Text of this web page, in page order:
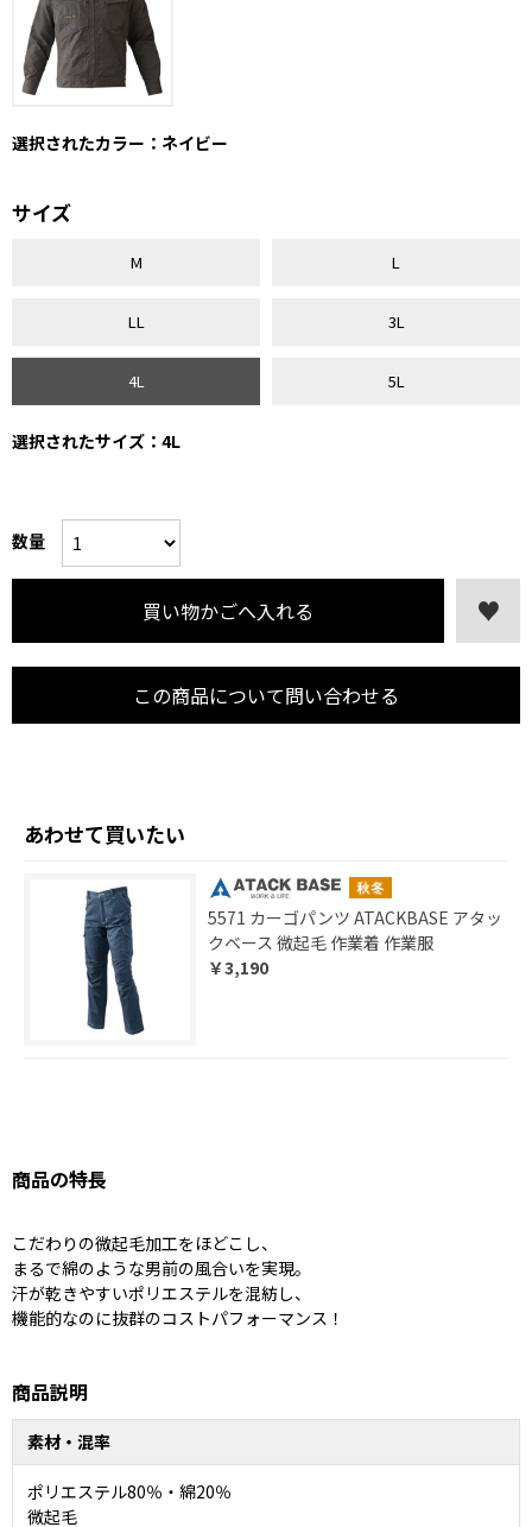
選択されたカラー：ネイビー
サイズ
M L
LL 3L
4L 5L
選択されたサイズ：4L
数量
あわせて買いたい
5571 カーゴパンツ ATACKBASE アタッ
クベース 微起毛 作業着 作業服
￥3,190
この商品について問い合わせる
商品の特長
こだわりの微起毛加工をほどこし、
まるで綿のような男前の風合いを実現。
汗が乾きやすいポリエステルを混紡し、
機能的なのに抜群のコストパフォーマンス！
商品説明
素材・混率
ポリエステル80％・綿20％
微起毛